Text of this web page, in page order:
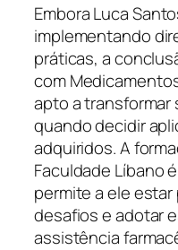
Embora Luca
implementando
práticas, a
com
apto a
quando decidir
adquiridos. A
Faculdade Líbano
permite a ele
desafios e adotar
assistência